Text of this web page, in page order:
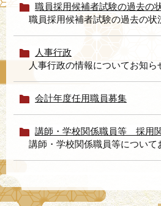
職員採用候補者試験の過去の
職員採用候補者試験の過去の状
人事行政
人事行政の情報についてお知ら
会計年度任用職員募集
講師・学校関係職員等 採用
講師・学校関係職員等について